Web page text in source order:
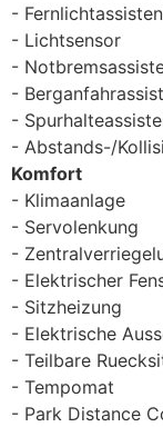
Lichtsensor
Abstands-/
Komfort
Klimaanlage
Servolenkung
Elektrischer
Sitzheizung
Elektrische
Teilbare
Tempomat
Park Distance